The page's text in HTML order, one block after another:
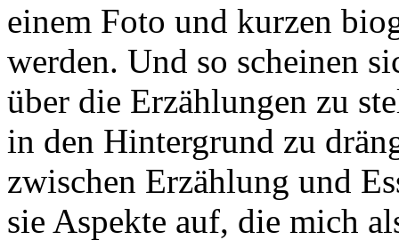
einem Foto und kurzen
werden. Und so scheinen
über die Erzählungen zu
in den Hintergrund zu
zwischen Erzählung und
sie Aspekte auf, die mich